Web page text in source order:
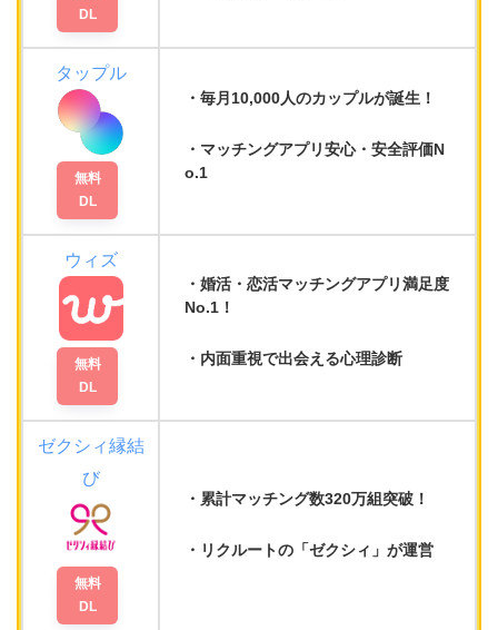
DL
タップル
無料
DL
毎月10,000人のカップルが誕生！
マッチングアプリ安心・安全評価N
o.1
ウィズ
無料
DL
婚活・恋活マッチングアプリ満足度
No.1 ！
内面重視で出会える心理診断
ゼクシィ縁結
び
無料
DL
累計マッチング数320万組 突破！
リクルートの 「ゼクシィ」が運営